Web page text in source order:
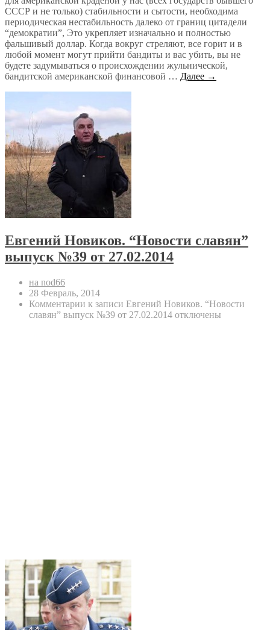
СССР и не только) стабильности и сытости, необходима
периодическая нестабильность далеко от границ цитадели
“демократии”, Это укрепляет изначально и полностью
фальшивый доллар. Когда вокруг стреляют, все горит и в
любой момент могут прийти бандиты и вас убить, вы не
будете задумываться о происхождении жульнической,
бандитской американской финансовой … Далее →
Евгений Новиков. “Новости славян”
выпуск №39 от 27.02.2014
на nod66
28 Февраль, 2014
Комментарии к записи Евгений Новиков. “Новости
славян” выпуск №39 от 27.02.2014 отключены